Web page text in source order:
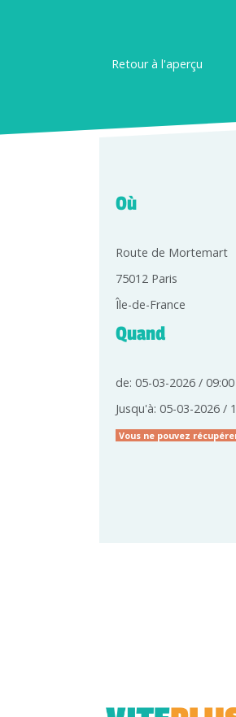
Retour à l'aperçu
Où
Route de Mortemart
75012 Paris
Île-de-France
Quand
de: 05-03-2026 / 09:00
Jusqu'à: 05-03-2026 /
Vous ne pouvez